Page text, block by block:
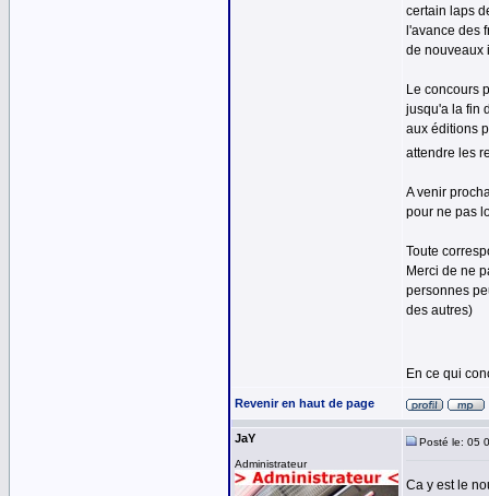
certain laps
l'avance des
de nouveaux
Le concours
jusqu'a la fin
aux éditions
attendre les
A venir
pour ne pas
Toute
Merci de ne
personnes
des autres)
En ce qui
Revenir en haut de page
JaY
Administrateur
Posté le: 05
Ca y est le